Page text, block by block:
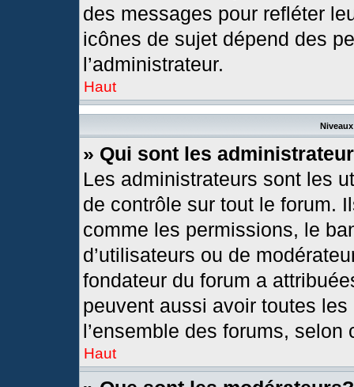
des messages pour refléter
icônes de sujet dépend des
l’administrateur.
Haut
» Qui sont les
Les administrateurs sont les
de contrôle sur tout le forum.
comme les permissions, le
d’utilisateurs ou de
fondateur du forum a
peuvent aussi avoir toutes
l’ensemble des forums,
Haut